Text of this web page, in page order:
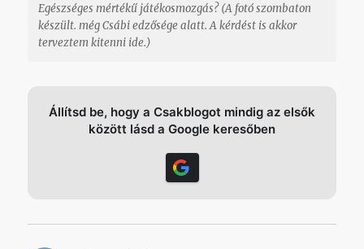
Egészséges mértékű játékosmozgás? (A fotó szombaton
készült. még Csábi edzősége alatt. A kérdést is akkor
terveztem kitenni ide.)
Állítsd be, hogy a Csakblogot mindig az elsők
között lásd a Google keresőben